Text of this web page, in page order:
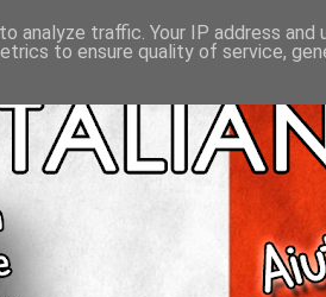
analyze traffic. Your IP address and
to ensure quality of service,